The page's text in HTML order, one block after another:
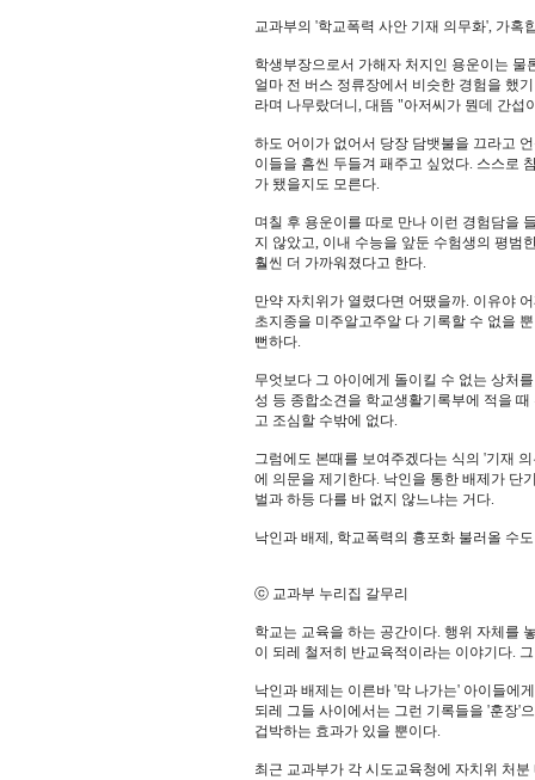
교과부의 '학교폭력 사안 기재 의무화', 가혹
학생부장으로서 가해자 처지인 용운이는
얼마 전 버스 정류장에서 비슷한 경험을 했
라며 나무랐더니, 대뜸 "아저씨가 뭔데 간섭
하도 어이가 없어서 당장 담뱃불을 끄라고
이들을 흠씬 두들겨 패주고 싶었다. 스스로
가 됐을지도 모른다.
며칠 후 용운이를 따로 만나 이런 경험담을
지 않았고, 이내 수능을 앞둔 수험생의 평범
훨씬 더 가까워졌다고 한다.
만약 자치위가 열렸다면 어땠을까. 이유야
초지종을 미주알고주알 다 기록할 수 없을
뻔하다.
무엇보다 그 아이에게 돌이킬 수 없는 상처
성 등 종합소견을 학교생활기록부에 적을
고 조심할 수밖에 없다.
그럼에도 본때를 보여주겠다는 식의 '기재
에 의문을 제기한다. 낙인을 통한 배제가 단
벌과 하등 다를 바 없지 않느냐는 거다.
낙인과 배제, 학교폭력의 흉포화 불러올 수도
ⓒ 교과부 누리집 갈무리
학교는 교육을 하는 공간이다. 행위 자체를
이 되레 철저히 반교육적이라는 이야기다.
낙인과 배제는 이른바 '막 나가는' 아이들에
되레 그들 사이에서는 그런 기록들을 '훈장'
겁박하는 효과가 있을 뿐이다.
최근 교과부가 각 시도교육청에 자치위 처